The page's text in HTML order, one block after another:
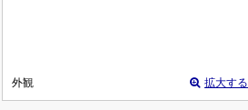
外観 拡大する